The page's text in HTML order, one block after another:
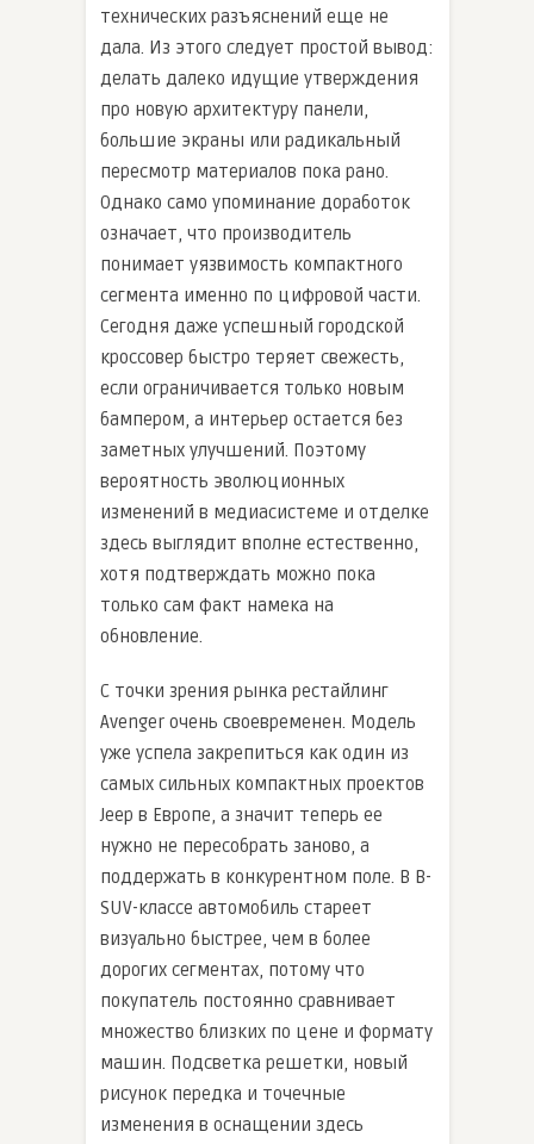
технических разъяснений еще не
дала. Из этого следует простой вывод:
делать далеко идущие утверждения
про новую архитектуру панели,
большие экраны или радикальный
пересмотр материалов пока рано.
Однако само упоминание доработок
означает, что производитель
понимает уязвимость компактного
сегмента именно по цифровой части.
Сегодня даже успешный городской
кроссовер быстро теряет свежесть,
если ограничивается только новым
бампером, а интерьер остается без
заметных улучшений. Поэтому
вероятность эволюционных
изменений в медиасистеме и отделке
здесь выглядит вполне естественно,
хотя подтверждать можно пока
только сам факт намека на
обновление.
С точки зрения рынка рестайлинг
Avenger очень своевременен. Модель
уже успела закрепиться как один из
самых сильных компактных проектов
Jeep в Европе, а значит теперь ее
нужно не пересобрать заново, а
поддержать в конкурентном поле. В B-
SUV-классе автомобиль стареет
визуально быстрее, чем в более
дорогих сегментах, потому что
покупатель постоянно сравнивает
множество близких по цене и формату
машин. Подсветка решетки, новый
рисунок передка и точечные
изменения в оснащении здесь